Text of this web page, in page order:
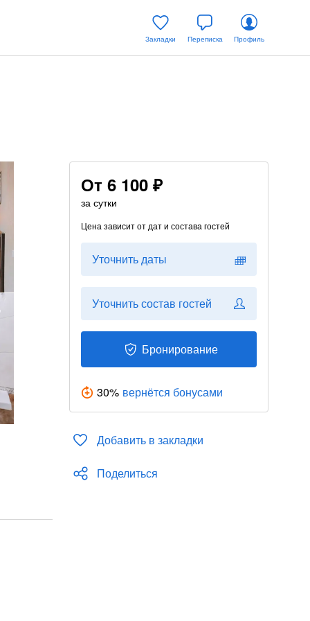
Закладки Переписка Профиль
От 6 100 ₽
за сутки
Цена зависит от дат и состава гостей
Уточнить даты
Уточнить состав гостей
Бронирование
30% вернётся бонусами
Добавить в закладки
Поделиться